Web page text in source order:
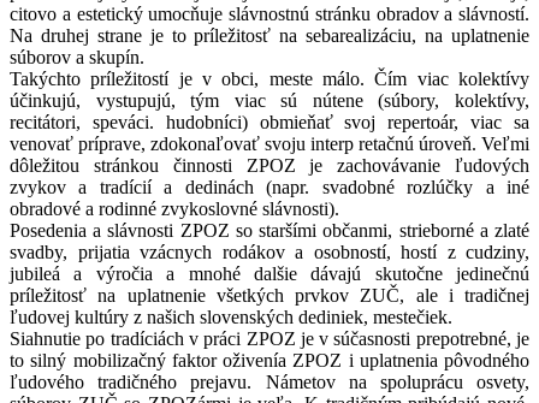
citovo a estetický umocňuje slávnostnú stránku obradov a slávností.
Na druhej strane je to príležitosť na sebarealizáciu, na uplatnenie
súborov a skupín.
Takýchto príležitostí je v obci, meste málo. Čím viac kolektívy
účinkujú, vystupujú, tým viac sú nútene (súbory, kolektívy,
recitátori, speváci. hudobníci) obmieňať svoj repertoár, viac sa
venovať príprave, zdokonaľovať svoju interp retačnú úroveň. Veľmi
dôležitou stránkou činnosti ZPOZ je zachovávanie ľudových
zvykov a tradícií a dedinách (napr. svadobné rozlúčky a iné
obradové a rodinné zvykoslovné slávnosti).
Posedenia a slávnosti ZPOZ so staršími občanmi, strieborné a zlaté
svadby, prijatia vzácnych rodákov a osobností, hostí z cudziny,
jubileá a výročia a mnohé dalšie dávajú skutočne jedinečnú
príležitosť na uplatnenie všetkých prvkov ZUČ, ale i tradičnej
ľudovej kultúry z našich slovenských dediniek, mestečiek.
Siahnutie po tradíciách v práci ZPOZ je v súčasnosti prepotrebné, je
to silný mobilizačný faktor oživenía ZPOZ i uplatnenia pôvodného
ľudového tradičného prejavu. Námetov na spoluprácu osvety,